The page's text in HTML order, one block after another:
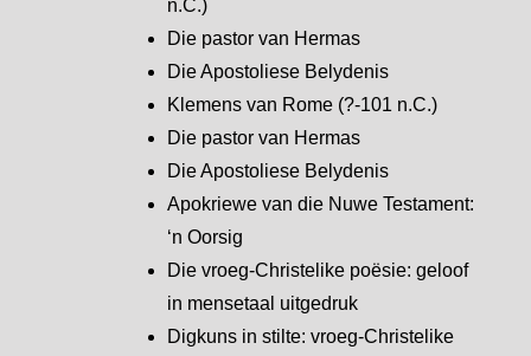
n.C.)
Die pastor van Hermas
Die Apostoliese Belydenis
Klemens van Rome (?-101 n.C.)
Die pastor van Hermas
Die Apostoliese Belydenis
Apokriewe van die Nuwe Testament:
‘n Oorsig
Die vroeg-Christelike poësie: geloof
in mensetaal uitgedruk
Digkuns in stilte: vroeg-Christelike